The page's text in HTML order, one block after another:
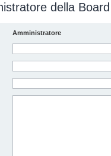
della Board
Amministratore